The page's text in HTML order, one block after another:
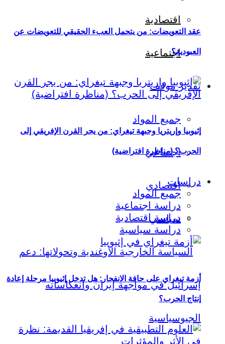
اقتصادية
اجتماعية
تقدير موقف
جميع المواد
اجتماعي
اقتصادي
سياسي
عقد التعويضات: من يتحمل العبء الحقيقي للتعويضات عن
العبودية؟
إثيوبيا وإريتريا وجبهة تيغراي: من يجر القرن الإفريقي إلى
الحرب؟ (مناظرة افتراضية)
دراسات
جميع المواد
دراسة اجتماعية
دراسة اقتصادية
دراسة سياسية
أزمة تيغراي على حافة الانفجار: هل تدخل إثيوبيا مرحلة إعادة
إنتاج الحرب؟